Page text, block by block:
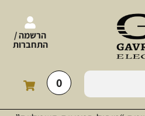
הרשמה /
התחברות
0